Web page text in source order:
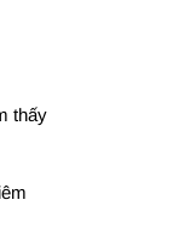
thấy